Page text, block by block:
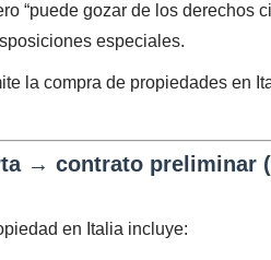
“puede gozar de los derechos
especiales.
la compra de propiedades en
→ contrato
en Italia incluye: